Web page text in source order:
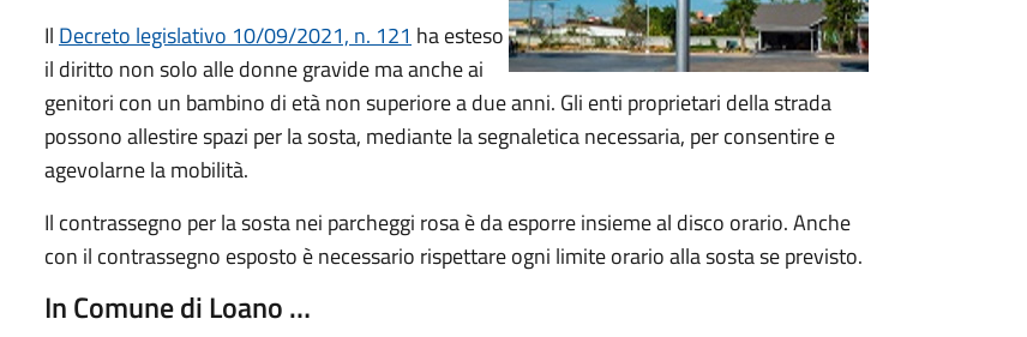
Il Decreto legislativo 10/09/2021, n. 121 ha esteso
il diritto non solo alle donne gravide ma anche ai
genitori con un bambino di età non superiore a due anni. Gli enti proprietari della strada
possono allestire spazi per la sosta, mediante la segnaletica necessaria, per consentire e
agevolarne la mobilità.
Il contrassegno per la sosta nei parcheggi rosa è da esporre insieme al disco orario. Anche
con il contrassegno esposto è necessario rispettare ogni limite orario alla sosta se previsto.
In Comune di Loano …